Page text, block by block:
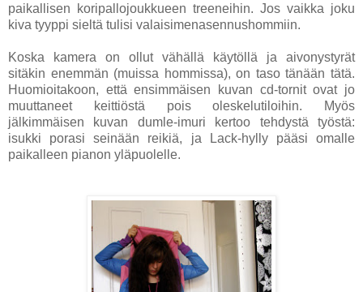
paikallisen koripallojoukkueen treeneihin. Jos vaikka joku
kiva tyyppi sieltä tulisi valaisimenasennushommiin.
Koska kamera on ollut vähällä käytöllä ja aivonystyrät
sitäkin enemmän (muissa hommissa), on taso tänään tätä.
Huomioitakoon, että ensimmäisen kuvan cd-tornit ovat jo
muuttaneet keittiöstä pois oleskelutiloihin. Myös
jälkimmäisen kuvan dumle-imuri kertoo tehdystä työstä:
isukki porasi seinään reikiä, ja Lack-hylly pääsi omalle
paikalleen pianon yläpuolelle.